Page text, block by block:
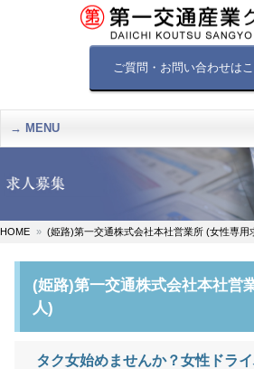
ご質問・お問い合わせは
MENU
HOME (姫路)第一交通株式会社本社営業所 (女性専用
(姫路)第一交通株式会社本社営
人)
タク女始めませんか？女性ドラ